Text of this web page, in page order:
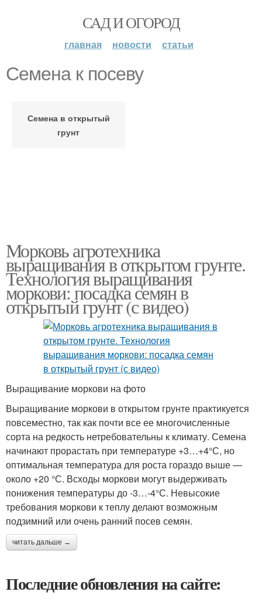
САД И ОГОРОД
главная новости статьи
Семена к посеву
Семена в открытый
грунт
Морковь агротехника
выращивания в открытом грунте.
Технология выращивания
моркови: посадка семян в
открытый грунт (с видео)
Выращивание моркови на фото
Выращивание моркови в открытом грунте практикуется
повсеместно, так как почти все ее многочисленные
сорта на редкость нетребовательны к климату. Семена
начинают прорастать при температуре +3…+4°С, но
оптимальная температура для роста гораздо выше —
около +20 °С. Всходы моркови могут выдерживать
понижения температуры до -3…-4°С. Невысокие
требования моркови к теплу делают возможным
подзимний или очень ранний посев семян.
читать дальше →
Последние обновления на сайте: